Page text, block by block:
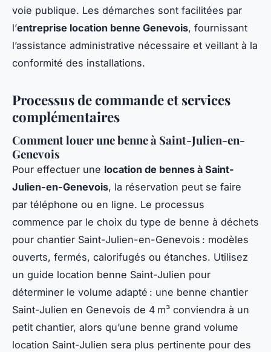
voie publique. Les démarches sont facilitées par
l’entreprise location benne Genevois, fournissant
l’assistance administrative nécessaire et veillant à la
conformité des installations.
Processus de commande et services
complémentaires
Comment louer une benne à Saint-Julien-en-
Genevois
Pour effectuer une location de bennes à Saint-
Julien-en-Genevois, la réservation peut se faire
par téléphone ou en ligne. Le processus
commence par le choix du type de benne à déchets
pour chantier Saint-Julien-en-Genevois : modèles
ouverts, fermés, calorifugés ou étanches. Utilisez
un guide location benne Saint-Julien pour
déterminer le volume adapté : une benne chantier
Saint-Julien en Genevois de 4 m³ conviendra à un
petit chantier, alors qu’une benne grand volume
location Saint-Julien sera plus pertinente pour des